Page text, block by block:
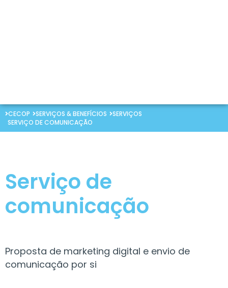
CECOP SERVIÇOS & BENEFÍCIOS
SERVIÇOS
SERVIÇO DE COMUNICAÇÃO
Serviço de
comunicação
Proposta de marketing digital e envio de
comunicação por si